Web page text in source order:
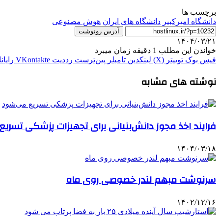
برچسب ها
دانشگاه امیرکبیر دانشگاه های ایران هوش مصنوعی
آدرس رونوشت
۱۴۰۴/۰۳/۲۱
خواندن این مطلب 1 دقیقه زمان میبرد
فیس بوک توییتر (X) لینکدین ‫تامبلر ‫پین‌ترست ‫رددیت ‫VKontakte
نوشته های مشابه
فرایند اخذ مجوز دانش‌بنیانی برای تجهیزات پزشکی
۱۴۰۴/۰۳/۱۸
سرنوشت مبهم لندر خصوصی روی ماه
۱۴۰۲/۱۲/۱۶